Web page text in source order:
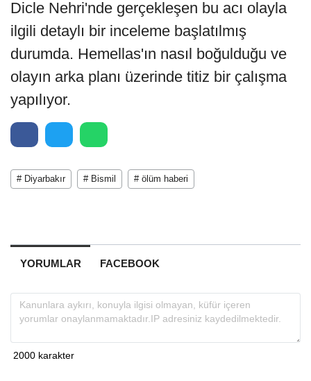
Dicle Nehri'nde gerçekleşen bu acı olayla
ilgili detaylı bir inceleme başlatılmış
durumda. Hemellas'ın nasıl boğulduğu ve
olayın arka planı üzerinde titiz bir çalışma
yapılıyor.
# Diyarbakır # Bismil # ölüm haberi
YORUMLAR FACEBOOK